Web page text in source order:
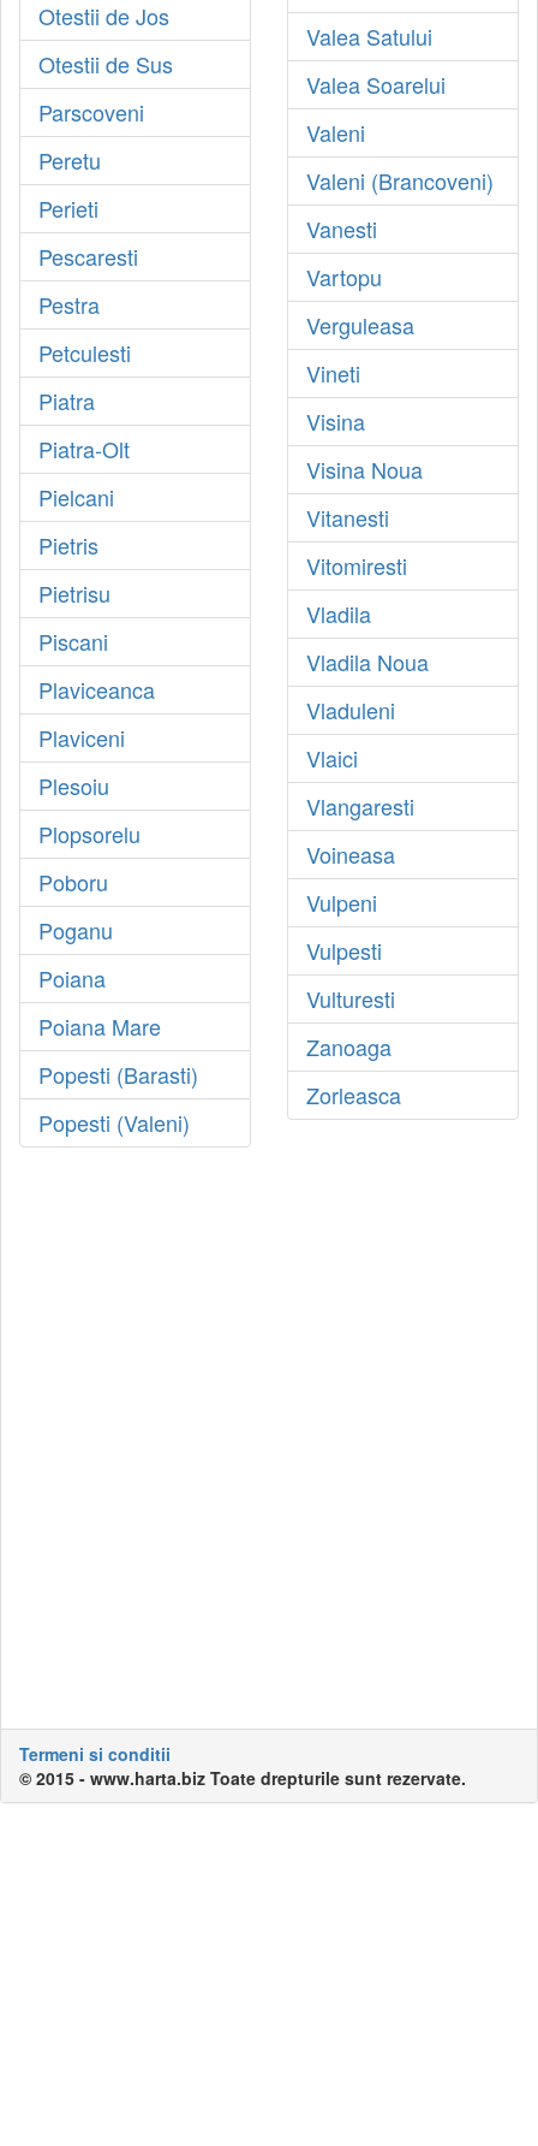
Otestii de Jos
Otestii de Sus
Parscoveni
Peretu
Perieti
Pescaresti
Pestra
Petculesti
Piatra
Piatra-Olt
Pielcani
Pietris
Pietrisu
Piscani
Plaviceanca
Plaviceni
Plesoiu
Plopsorelu
Poboru
Poganu
Poiana
Poiana Mare
Popesti (Barasti)
Popesti (Valeni)
Valea Satului
Valea Soarelui
Valeni
Valeni (Brancoveni)
Vanesti
Vartopu
Verguleasa
Vineti
Visina
Visina Noua
Vitanesti
Vitomiresti
Vladila
Vladila Noua
Vladuleni
Vlaici
Vlangaresti
Voineasa
Vulpeni
Vulpesti
Vulturesti
Zanoaga
Zorleasca
Termeni si conditii
© 2015 - www.harta.biz Toate drepturile sunt rezervate.